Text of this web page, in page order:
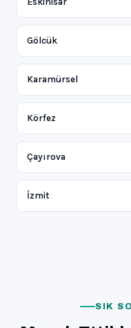
Gölcük
Karamürsel
Körfez
Çayırova
İzmit
SIK